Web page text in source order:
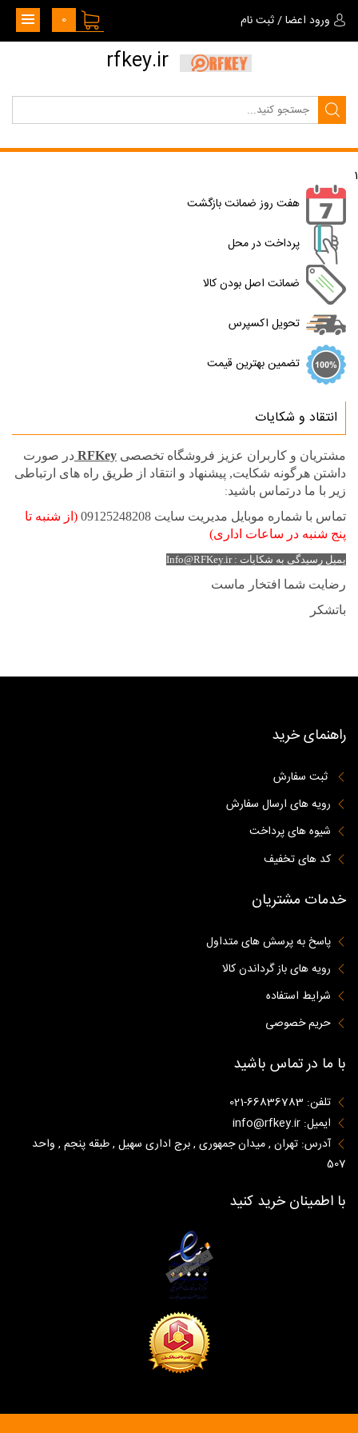
ورود اعضا/ثبت نام 0
rfkey.ir
1
هفت روز ضمانت بازگشت
پرداخت در محل
ضمانت اصل بودن کالا
تحویل اکسپرس
تضمین بهترین قیمت
انتقاد و شکایات
مشتریان و کاربران عزیز فروشگاه تخصصی RFKey در صورت
داشتن هرگونه شکایت, پیشنهاد و انتقاد از طریق راه های ارتباطی
زیر با ما درتماس باشید:
تماس با شماره موبایل مدیریت سایت 09125248208
(از شنبه تا
پنج شنبه در ساعات اداری)
یمیل رسیدگی به شکایات : Info@RFKey.ir
رضایت شما افتخار ماست
باتشکر
راهنمای خرید
ثبت سفارش
رویه های ارسال سفارش
شیوه های پرداخت
کد های تخفیف
خدمات مشتریان
پاسخ به پرسش های متداول
رویه های باز گرداندن کالا
شرایط استفاده
حریم خصوصی
با ما در تماس باشید
تلفن: 66836783-021
ایمیل: info@rfkey.ir
آدرس: تهران , میدان جمهوری , برج اداری سهیل , طبقه پنجم , واحد
507
با اطمینان خرید کنید